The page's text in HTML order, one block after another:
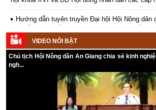
Hướng dẫn tuyên truyền Đại hội Hội Nông dân
đại biểu toàn quốc Hội Nông dân Việt Nam lần
- 2031
Hướng dẫn tuyên truyền cuộc bầu cử ĐB
Hội đồng nhân dân các cấp nhiệm kỳ 2026 - 2031
Kế hoạch Tổ chức Đại hội Hội Nông dân cấp
VIDEO NỔI BẬT
Chủ tịch Hội Nông dân An Giang chia sẻ kinh
ngh...